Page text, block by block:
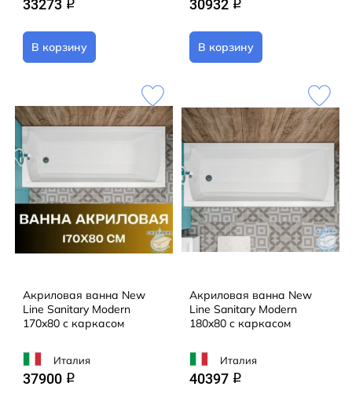
33273 q
В корзину
30932 q
В корзину
Акриловая ванна New
Line Sanitary Modern
170x80 с каркасом
Италия
37900 q
Акриловая ванна New
Line Sanitary Modern
180x80 с каркасом
Италия
40397 q